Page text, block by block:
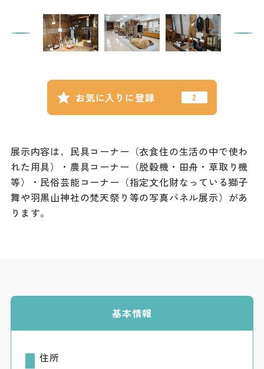
お気に入りに登録
展示内容は、民具コーナー（衣食住の生活の中で使わ
れた用具）・農具コーナー（脱穀機・田舟・草取り機
等）・民俗芸能コーナー（指定文化財なっている獅子
舞や羽黒山神社の梵天祭り等の写真パネル展示）があ
ります。
基本情報
住所
撮影支援・
MICE
ッション
Languag
e
フォトダウン
ロード
パンフレット
ダウンロード